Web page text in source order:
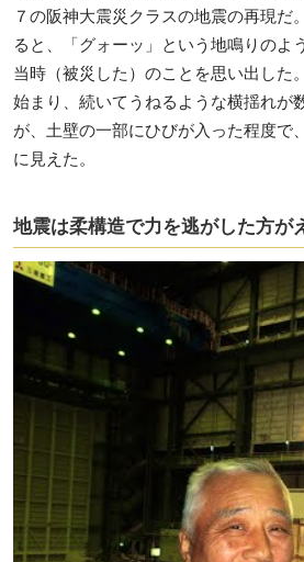
７の阪神大震災クラスの地震の再現だ
ると、「グォーッ」という地鳴りのよ
当時（被災した）のことを思い出した
始まり、続いてうねるような横揺れが
が、土壁の一部にひびが入った程度で
に見えた。
地震は柔構造で力を逃がした方が